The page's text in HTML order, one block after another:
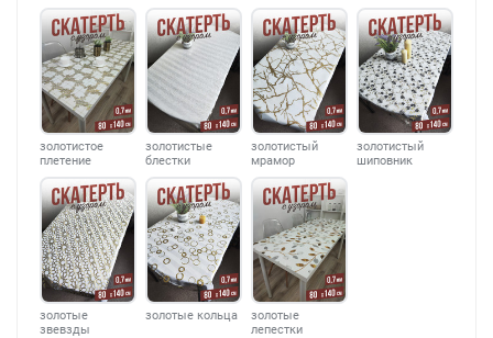
золотистое
плетение
золотистые
блестки
золотистый
мрамор
золотистый
шиповник
золотые
звевзды
золотые кольца
золотые
лепестки